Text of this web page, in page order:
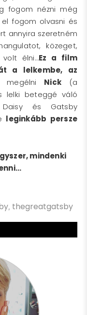
fogom nézni még
fogom olvasni és
annyira szeretném
közeget,
élni…Ez a film
a lelkembe, az
megélni Nick (a
lelki beteggé váló
és Gatsby
leginkább persze
mindenki
, thegreatgatsby